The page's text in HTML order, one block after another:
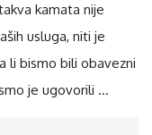
kamata nije
usluga, niti je
li bismo bili obavezni
je ugovorili ...